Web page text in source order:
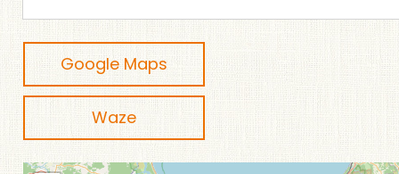
Google Maps
Waze